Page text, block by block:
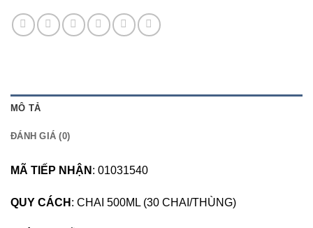
MÔ TẢ
ĐÁNH GIÁ (0)
MÃ TIẾP NHẬN : 01031540
QUY CÁCH : CHAI 500ML (30 CHAI/THÙNG)